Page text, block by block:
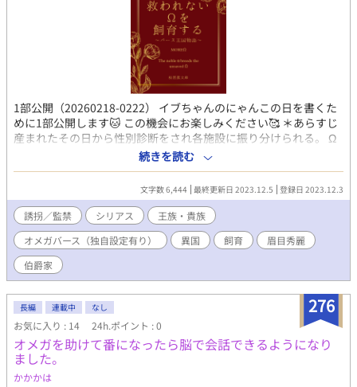
1部公開（20260218-0222） イブちゃんのにゃんこの日を書くた
めに1部公開します🐱 この機会にお楽しみください🥰 ＊あらすじ
産まれたその日から性別診断をされ各施設に振り分けられる。 Ω
の中でも男Ωは多く奴隷として扱われる。 βやαは特別な施設に預
けられ教育を受ける。 特にβの役職は広く 騎士・医者・警備・料
理人・獣医……etc と教育の入り口は広くある。 αは高貴なαとし
て貴族の屋敷に送られる。 得意分野を活かし生活する。 続きは本
編にて…→ -------------*-----------------------*-----------------------------
*--------------------*---------- 2/20 まで続きはDLsiteにてお楽しみ
ください。 好きかも、続きが気になるかもと思ったら【お気に入
り】一票をお願いします。 ※性描写多く含みます。 ※文章の無断
転載禁止。 ※オメガバース物語
続きを読む
文字数 6,444 最終更新日 2023.12.5 登録日 2023.12.3
誘拐／監禁 シリアス
王族・貴族
オメガバース（独自設定有り）
異国 飼育
眉目秀麗
伯爵家
276
長編 連載中 なし
お気に入り : 14 24h.ポイント : 0
オメガを助けて番になったら脳で会話できるようになり
ました。
かかかは